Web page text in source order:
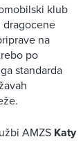
klub
na
po
standarda
AMZS Katy